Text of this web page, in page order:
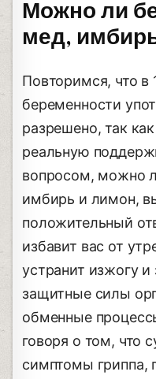
Можно ли
мед,
Повторимся, что в
беременности
разрешено, так
реальную
вопросом, можно
имбирь и лимон,
положительный
избавит вас от
устранит изжогу и
защитные силы
обменные
говоря о том, что
симптомы гриппа,